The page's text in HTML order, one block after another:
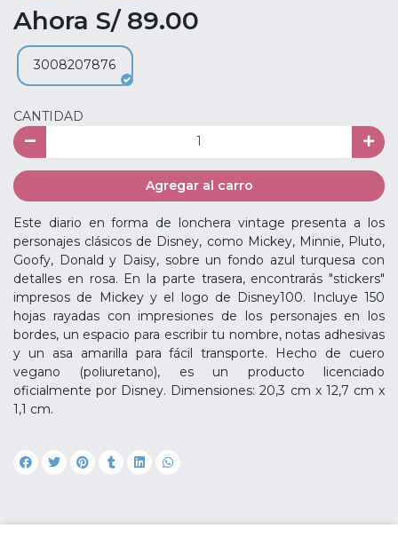
Ahora S/ 89.00
3008207876
CANTIDAD
Agregar al carro
Este diario en forma de lonchera vintage presenta a los
personajes clásicos de Disney, como Mickey, Minnie, Pluto,
Goofy, Donald y Daisy, sobre un fondo azul turquesa con
detalles en rosa. En la parte trasera, encontrarás "stickers"
impresos de Mickey y el logo de Disney100. Incluye 150
hojas rayadas con impresiones de los personajes en los
bordes, un espacio para escribir tu nombre, notas adhesivas
y un asa amarilla para fácil transporte. Hecho de cuero
vegano (poliuretano), es un producto licenciado
oficialmente por Disney. Dimensiones: 20,3 cm x 12,7 cm x
1,1 cm.